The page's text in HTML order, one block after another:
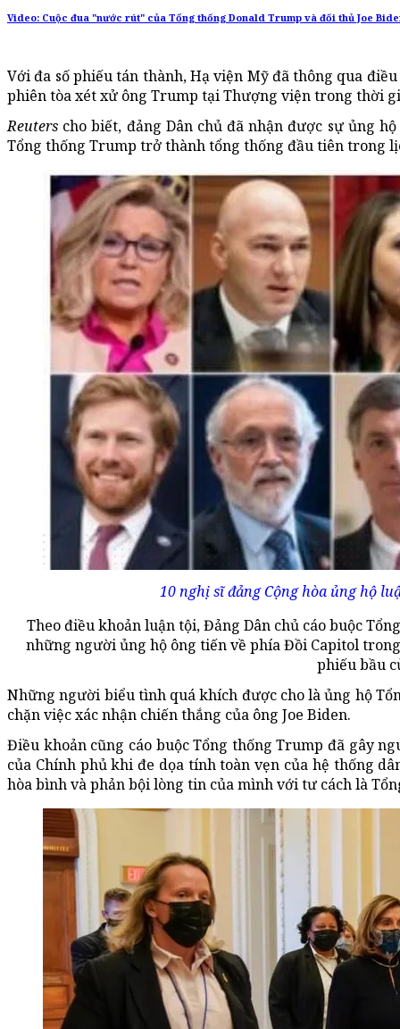
Video: Cuộc đua "nước rút" của Tổng thống Donald Trump và đối thủ Joe
Với đa số phiếu tán thành, Hạ viện Mỹ đã thông qua
phiên tòa xét xử ông Trump tại Thượng viện trong thời
Reuters cho biết, đảng Dân chủ đã nhận được sự ủng
Tổng thống Trump trở thành tổng thống đầu tiên trong
10 nghị sĩ đảng Cộng hòa ủng hộ
Theo điều khoản luận tội, Đảng Dân chủ cáo buộc
những người ủng hộ ông tiến về phía Đồi Capitol
phiếu bầu
Những người biểu tình quá khích được cho là ủng hộ
chặn việc xác nhận chiến thắng của ông Joe Biden.
Điều khoản cũng cáo buộc Tổng thống Trump đã gây
của Chính phủ khi đe dọa tính toàn vẹn của hệ thống
hòa bình và phản bội lòng tin của mình với tư cách là